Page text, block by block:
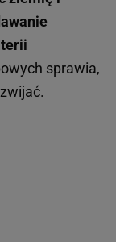
sprawia,